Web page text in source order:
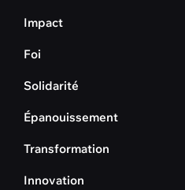
Impact
Foi
Solidarité
Épanouissement
Transformation
Innovation